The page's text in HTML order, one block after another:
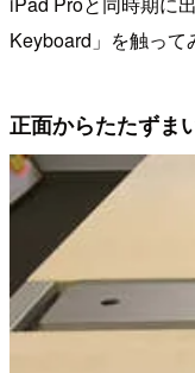
Keyboard」を触って
正面からたたずま